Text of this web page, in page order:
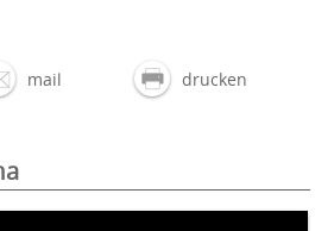
mail drucken